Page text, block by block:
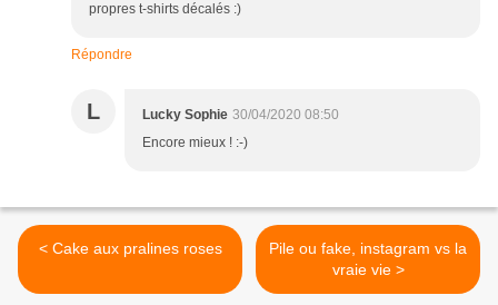
propres t-shirts décalés :)
Répondre
L Lucky Sophie 30/04/2020 08:50
Encore mieux ! :-)
< Cake aux pralines roses
Pile ou fake, instagram vs la
vraie vie >